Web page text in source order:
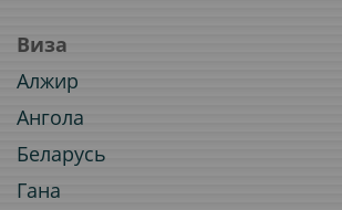
Виза
Алжир
Ангола
Беларусь
Гана